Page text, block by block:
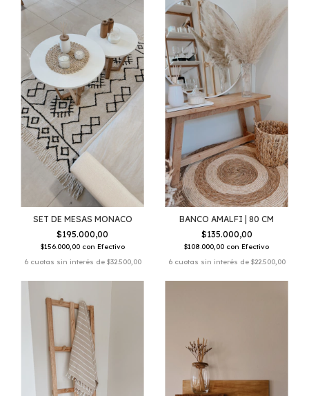
SET DE MESAS MONACO
$195.000,00
$156.000,00 con Efectivo
6 cuotas sin interés de $32.500,00
BANCO AMALFI | 80 CM
$135.000,00
$108.000,00 con Efectivo
6 cuotas sin interés de $22.500,00